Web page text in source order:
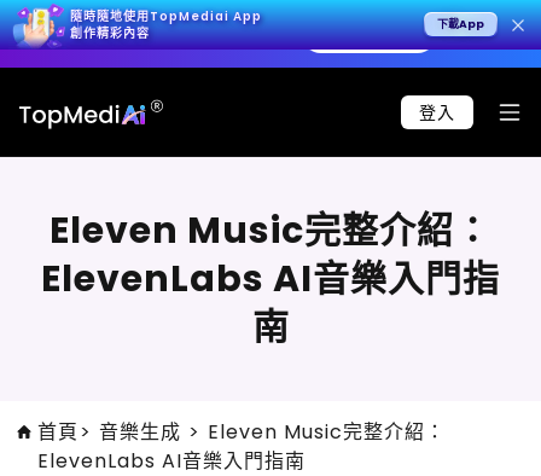
影片，呈現極致寫實效果。 立即試用 > 🚀
隨時隨地使用TopMediai App
創作精彩內容
下載App
登入
Eleven Music完整介紹：
ElevenLabs AI音樂入門指
南
首頁> 音樂生成 > Eleven Music完整介紹：
ElevenLabs AI音樂入門指南